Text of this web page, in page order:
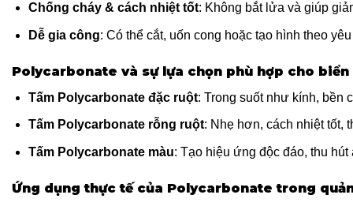
Chống cháy & cách nhiệt tốt: Không bắt lửa và giúp
Dễ gia công: Có thể cắt, uốn cong hoặc tạo hình theo
Polycarbonate và sự lựa chọn phù hợp cho
Tấm Polycarbonate đặc ruột: Trong suốt như kính, bền
Tấm Polycarbonate rỗng ruột: Nhẹ hơn, cách nhiệt tốt,
Tấm Polycarbonate màu: Tạo hiệu ứng độc đáo, thu
Ứng dụng thực tế của Polycarbonate trong